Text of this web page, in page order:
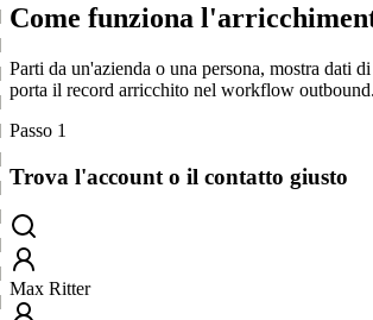
Come funziona
Parti da un'azienda o una persona, mostra dati
porta il record arricchito nel workflow outbound.
Passo 1
Trova l'account o il contatto giusto
Max Ritter